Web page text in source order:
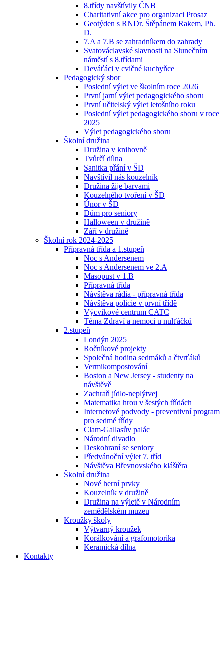
8.třídy navštívily ČNB
Charitativní akce pro organizaci Prosaz
Geotýden s RNDr. Štěpánem Rakem, Ph.
D.
7.A a 7.B se zahradníkem do zahrady
Svatováclavské slavnosti na Slunečním
náměstí s 8.třídami
Deváťáci v cvičné kuchyňce
Pedagogický sbor
Poslední výlet ve školním roce 2026
První jarní výlet pedagogického sboru
První učitelský výlet letošního roku
Poslední výlet pedagogického sboru v roce
2025
Výlet pedagogického sboru
Školní družina
Družina v knihovně
Tvůrčí dílna
Sanitka přání v ŠD
Navštívil nás kouzelník
Družina žije barvami
Kouzelného tvoření v ŠD
Únor v ŠD
Dům pro seniory
Halloween v družině
Září v družině
Školní rok 2024-2025
Přípravná třída a 1.stupeň
Noc s Andersenem
Noc s Andersenem ve 2.A
Masopust v 1.B
Přípravná třída
Návštěva rádia - přípravná třída
Návštěva policie v první třídě
Výcvikové centrum CATC
Téma Zdraví a nemoci u nulťáčků
2.stupeň
Londýn 2025
Ročníkové projekty
Společná hodina sedmáků a čtvrťáků
Vermikompostování
Boston a New Jersey - studenty na
návštěvě
Zachraň jídlo-neplýtvej
Matematika hrou v šestých třídách
Internetové podvody - preventivní program
pro sedmé třídy
Clam-Gallasův palác
Národní divadlo
Deskohraní se seniory
Předvánoční výlet 7. tříd
Návštěva Břevnovského kláštěra
Školní družina
Nové herní prvky
Kouzelník v družině
Družina na výletě v Národním
zemědělském muzeu
Kroužky školy
Výtvarný kroužek
Korálkování a grafomotorika
Keramická dílna
Kontakty